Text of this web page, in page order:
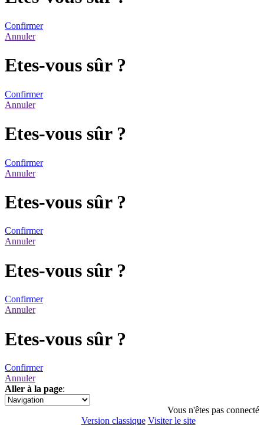
Confirmer
Annuler
Etes-vous sûr ?
Confirmer
Annuler
Etes-vous sûr ?
Confirmer
Annuler
Etes-vous sûr ?
Confirmer
Annuler
Etes-vous sûr ?
Confirmer
Annuler
Etes-vous sûr ?
Confirmer
Annuler
Aller à la page:
1
Vous n'êtes pas connecté
Version classique Visiter le site